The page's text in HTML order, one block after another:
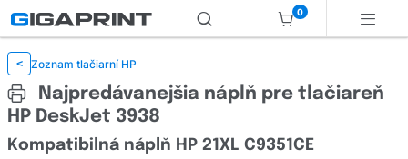
0
< Zoznam tlačiarní HP
Najpredávanejšia náplň pre tlačiareň
HP DeskJet 3938
Kompatibilná náplň HP 21XL C9351CE